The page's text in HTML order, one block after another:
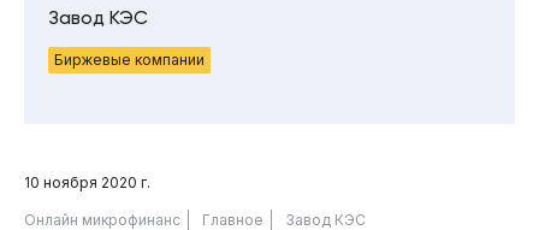
Завод КЭС
Биржевые компании
10 ноября 2020 г.
Онлайн микрофинанс Главное Завод КЭС